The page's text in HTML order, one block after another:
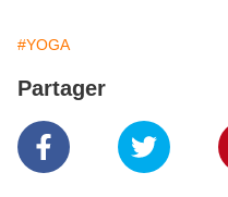
#YOGA
Partager